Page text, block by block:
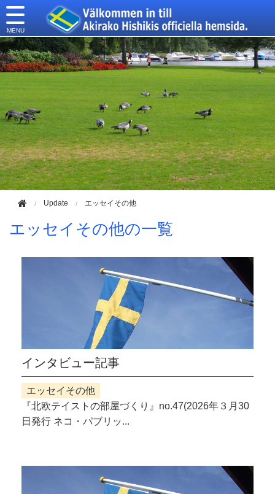
Update エッセイその他
エッセイその他の一覧
インタビュー記事
エッセイその他
『北欧テイストの部屋づくり』no.47(2026年３月30
日発行 ネコ・パブリッ...